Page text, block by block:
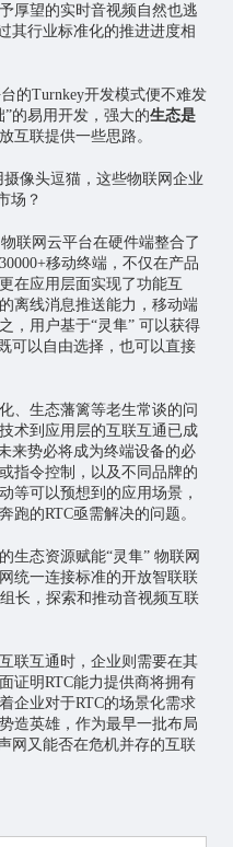
厚望的实时音视频自然也逃
其行业标准化的推进进度相
的Turnkey开发模式便不难发
的易用开发，强大的生态是
互联提供一些思路。
联网云平台在硬件端整合了
移动终端，不仅在产品
在应用层面实现了功能互
离线消息推送能力，移动端
，用户基于“灵隼” 可以获得
可以自由选择，也可以直接
、生态藩篱等老生常谈的问
术到应用层的互联互通已成
来势必将成为终端设备的必
指令控制，以及不同品牌的
等可以预想到的应用场景，
跑的RTC亟需解决的问题。
生态资源赋能“灵隼” 物联网
统一连接标准的开放智联联
长，探索和推动音视频互联
联互通时，企业则需要在其
证明RTC能力提供商将拥有
企业对于RTC的场景化需求
造英雄，作为最早一批布局
网又能否在危机并存的互联